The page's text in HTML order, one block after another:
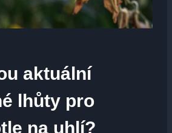
aktuální
⁢lhůty pro
na uhlí?